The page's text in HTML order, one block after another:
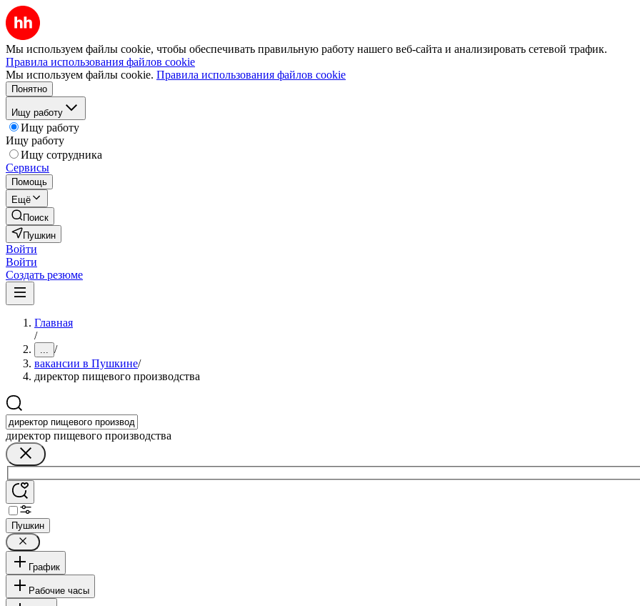
Мы используем файлы cookie, чтобы обеспечивать правильную работу нашего веб-сайта и анализировать сетевой трафик.
Правила использования файлов cookie
Мы используем файлы cookie. Правила использования файлов cookie
Понятно
Ищу работу
Ищу работу
Ищу работу
Ищу сотрудника
Сервисы
Помощь
Ещё
Поиск
Пушкин
Войти
Войти
Создать резюме
Главная
/
... /
вакансии в Пушкине/
директор пищевого производства
директор пищевого производства
Пушкин
График
Рабочие часы